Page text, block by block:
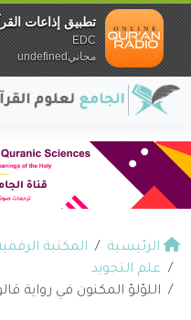
الرئيسية المكتبة
علم التجويد
اللؤلؤ المكنون في رواية
تطبيق إذاعات
EDC
مجانيundefined